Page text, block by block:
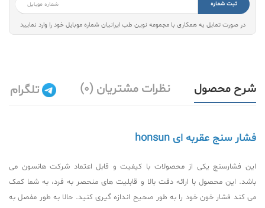
ثبت شماره
در صورت تمایل به همکاری با مجموعه نوین طب ایرانیان شماره موبایل خود را وارد نمایید
شرح محصول نظرات مشتریان (0) تلگرام
فشار سنج عقربه ای honsun
این فشارسنج یکی از محصولات با کیفیت و قابل اعتماد شرکت هانسون می
باشد. این محصول با ارائه دقت بالا و قابلیت های منحصر به فرد، به شما کمک
می کند فشار خون خود را به طور صحیح اندازه گیری کنید. حالا به طور مفصل به